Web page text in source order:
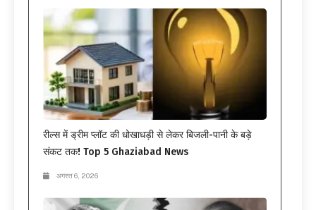
रील्स में ड्रीम प्लॉट की धोखाधड़ी से लेकर बिजली-पानी के बड़े
संकट तक! Top 5 Ghaziabad News
अगस्त 6, 2026